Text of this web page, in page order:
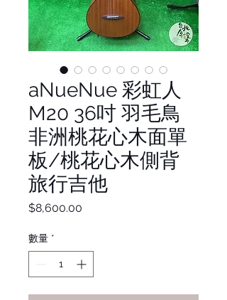
aNueNue 彩虹人
M20 36吋 羽毛鳥
非洲桃花心木面單
板/桃花心木側背
旅行吉他
$8,600.00
數量 *